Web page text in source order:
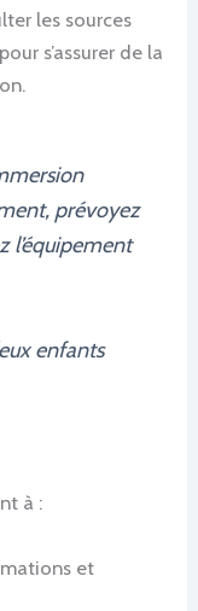
les sources
s’assurer de la
prévoyez
l’équipement
enfants
à :
et